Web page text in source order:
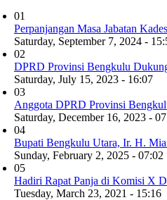
01
Perpanjangan Masa Jabatan
Saturday, September 7, 2024 -
02
DPRD Provinsi Bengkulu
Saturday, July 15, 2023 - 16:07
03
Anggota DPRD Provinsi
Saturday, December 16, 2023 -
04
Bupati Bengkulu Utara, Ir. H.
Sunday, February 2, 2025 - 07:02
05
Hadiri Rapat Panja di Komisi X
Tuesday, March 23, 2021 - 15:16